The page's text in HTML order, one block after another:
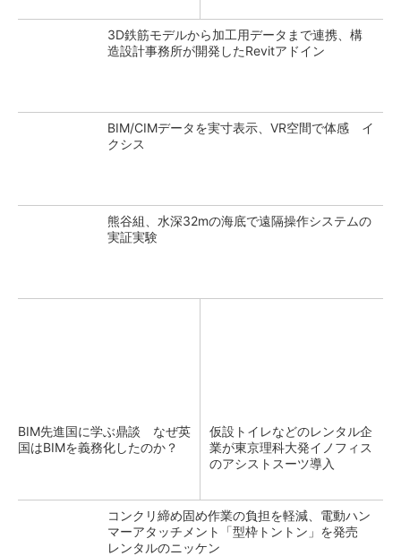
3D鉄筋モデルから加工用データまで連携、構
造設計事務所が開発したRevitアドイン
BIM/CIMデータを実寸表示、VR空間で体感 イ
クシス
熊谷組、水深32mの海底で遠隔操作システムの
実証実験
BIM先進国に学ぶ鼎談 なぜ英
国はBIMを義務化したのか？
仮設トイレなどのレンタル企
業が東京理科大発イノフィス
のアシストスーツ導入
コンクリ締め固め作業の負担を軽減、電動ハン
マーアタッチメント「型枠トントン」を発売
レンタルのニッケン